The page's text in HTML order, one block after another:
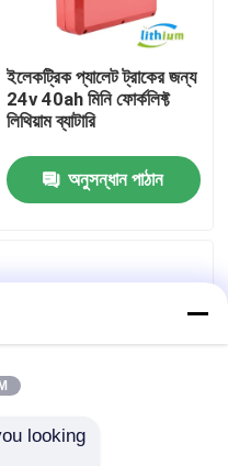
ইলেকট্রিক প্যালেট ট্রাকের জন্য
24v 40ah মিনি ফোর্কলিফ্ট
লিথিয়াম ব্যাটারি
অনুসন্ধান পাঠান
looking